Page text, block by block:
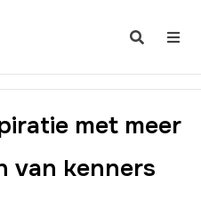
met meer
van kenners